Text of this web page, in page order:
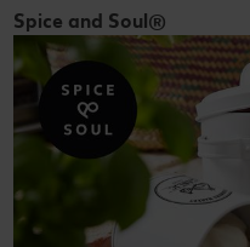
Spice and Soul®